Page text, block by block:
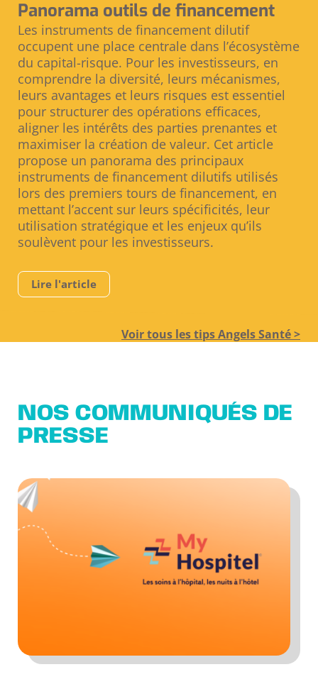
Panorama outils de financement
Les instruments de financement dilutif
occupent une place centrale dans l’écosystème
du capital-risque. Pour les investisseurs, en
comprendre la diversité, leurs mécanismes,
leurs avantages et leurs risques est essentiel
pour structurer des opérations efficaces,
aligner les intérêts des parties prenantes et
maximiser la création de valeur. Cet article
propose un panorama des principaux
instruments de financement dilutifs utilisés
lors des premiers tours de financement, en
mettant l’accent sur leurs spécificités, leur
utilisation stratégique et les enjeux qu’ils
soulèvent pour les investisseurs.
Lire l'article
Voir tous les tips Angels Santé >
NOS COMMUNIQUÉS DE
PRESSE